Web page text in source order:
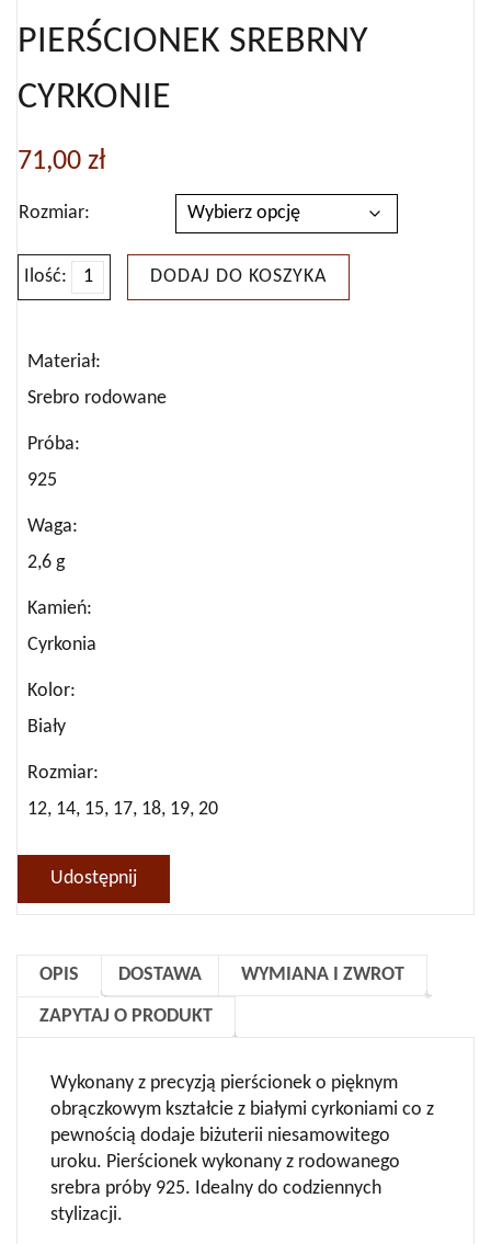
PIERŚCIONEK SREBRNY
CYRKONIE
71,00 zł
Rozmiar
Ilość:
ilość
DODAJ DO KOSZYKA
Materiał
Srebro rodowane
Próba
925
Waga
2,6 g
Kamień
Cyrkonia
Kolor
Biały
Rozmiar
12, 14, 15, 17, 18, 19, 20
Udostępnij
OPIS DOSTAWA
WYMIANA I ZWROT
ZAPYTAJ O PRODUKT
Wykonany z precyzją pierścionek o pięknym
obrączkowym kształcie z białymi cyrkoniami co z
pewnością dodaje biżuterii niesamowitego
uroku. Pierścionek wykonany z rodowanego
srebra próby 925. Idealny do codziennych
stylizacji.